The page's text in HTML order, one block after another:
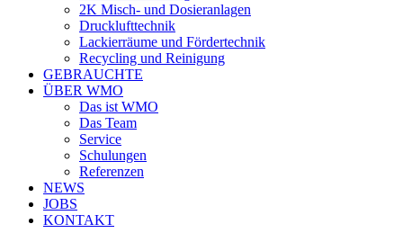
2K Misch- und Dosieranlagen
Drucklufttechnik
Lackierräume und Fördertechnik
Recycling und Reinigung
GEBRAUCHTE
ÜBER WMO
Das ist WMO
Das Team
Service
Schulungen
Referenzen
NEWS
JOBS
KONTAKT